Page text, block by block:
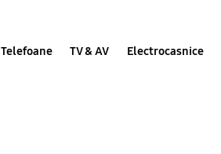
Telefoane TV & AV Electrocasnice